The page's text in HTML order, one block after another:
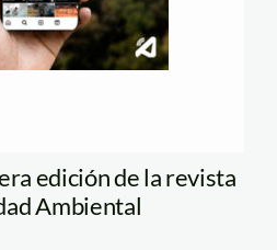
edición de la revista
Ambiental